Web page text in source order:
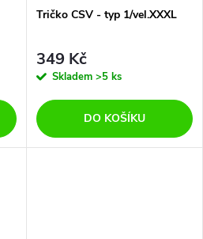
Tričko CSV - typ 1/vel.XXXL
349 Kč
Skladem >5 ks
DO KOŠÍKU